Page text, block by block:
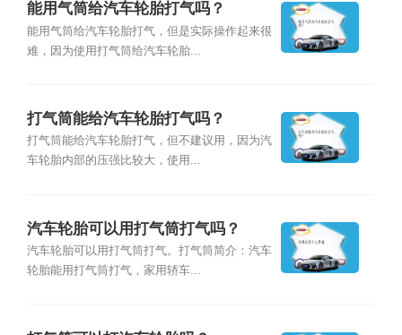
能用气筒给汽车轮胎打气吗？
能用气筒给汽车轮胎打气，但是实际操作起来很
难，因为使用打气筒给汽车轮胎...
打气筒能给汽车轮胎打气吗？
打气筒能给汽车轮胎打气，但不建议用，因为汽
车轮胎内部的压强比较大，使用...
汽车轮胎可以用打气筒打气吗？
汽车轮胎可以用打气筒打气。打气筒简介：汽车
轮胎能用打气筒打气，家用轿车...